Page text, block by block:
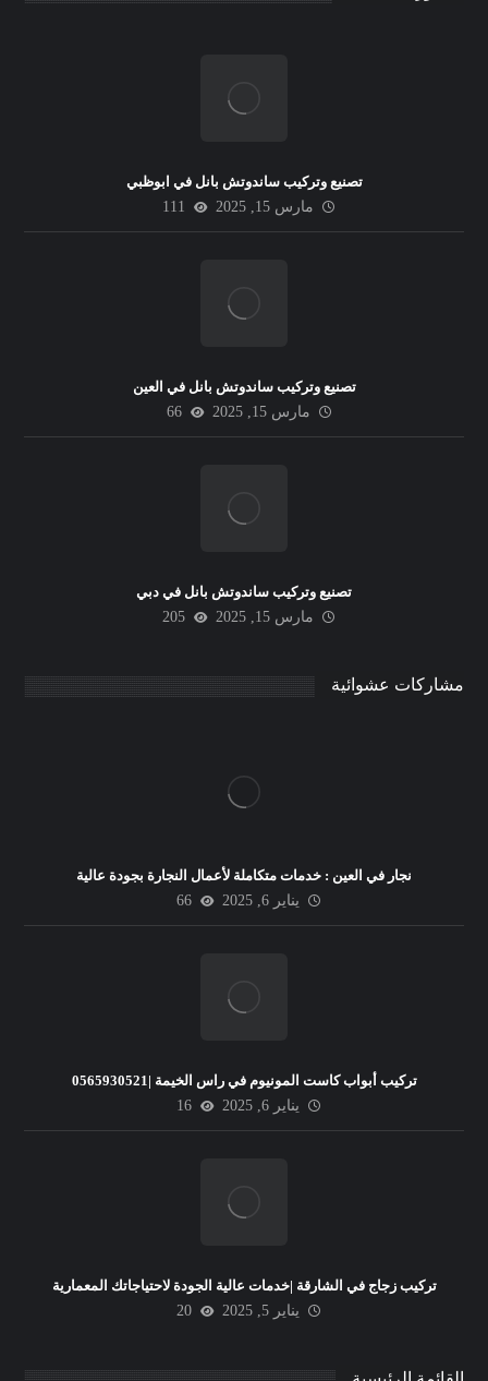
تصنيع وتركيب ساندوتش بانل في ابوظبي
مارس 15, 2025
111
تصنيع وتركيب ساندوتش بانل في العين
مارس 15, 2025
66
تصنيع وتركيب ساندوتش بانل في دبي
مارس 15, 2025
205
مشاركات عشوائية
نجار في العين : خدمات متكاملة لأعمال النجارة بجودة عالية
يناير 6, 2025
66
تركيب أبواب كاست المونيوم في راس الخيمة |0565930521
يناير 6, 2025
16
تركيب زجاج في الشارقة |خدمات عالية الجودة لاحتياجاتك المعمارية
يناير 5, 2025
20